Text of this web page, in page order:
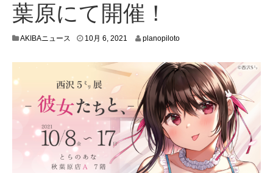
葉原にて開催！
AKIBAニュース 10月 6, 2021
,
2
1
planopiloto